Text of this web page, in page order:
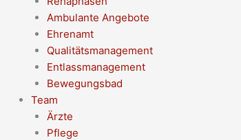
Ambulante Angebote
Ehrenamt
Qualitätsmanagement
Entlassmanagement
Bewegungsbad
Team
Ärzte
Pflege